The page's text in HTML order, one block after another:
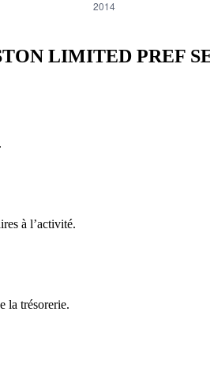
LIMITED PREF
à l’activité.
la trésorerie.